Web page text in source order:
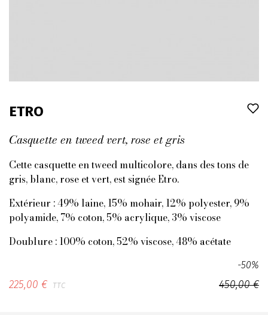
ETRO
Casquette en tweed vert, rose et gris
Cette casquette en tweed multicolore, dans des tons de
gris, blanc, rose et vert, est signée Etro.
Extérieur : 49% laine, 15% mohair, 12% polyester, 9%
polyamide, 7% coton, 5% acrylique, 3% viscose
Doublure : 100% coton, 52% viscose, 48% acétate
450,00 €
-50%
225,00 € TTC